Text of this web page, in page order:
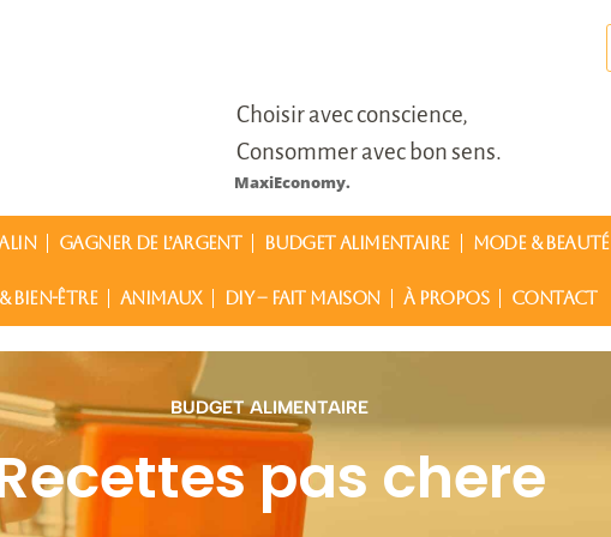
Choisir avec conscience,
Consommer avec bon sens.
MaxiEconomy.
GAGNER DE L’ARGENT BUDGET ALIMENTAIRE MODE & BEAUTÉ
BIEN-ÊTRE ANIMAUX DIY – FAIT MAISON À PROPOS CONTACT
BUDGET ALIMENTAIRE
pas chere